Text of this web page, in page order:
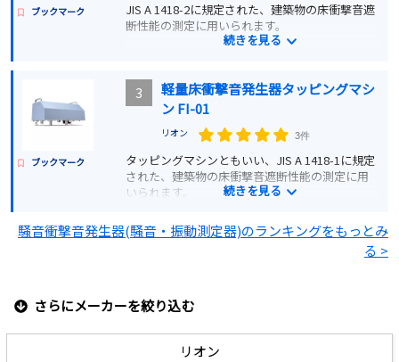
ブックマーク
JIS A 1418-2に規定された、建築物の床衝撃音遮
断性能の測定に用いられます。
続きを見る
ブックマーク
3
軽量床衝撃音発生器タッピングマシ
ン FI-01
リオン 3件
タッピングマシンともいい、JIS A 1418-1に規定
された、建築物の床衝撃音遮断性能の測定に用
いられます。
詳細を見る
続きを見る
騒音衝撃音発生器(騒音・振動測定器)のランキングをもっとみ
る >
さらにメーカーを絞り込む
リオン